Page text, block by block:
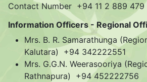
Contact Number +94 11 2 889 479
Information Officers - Regional
Mrs. B. R. Samarathunga
Kalutara) +94 342222551
Mrs. G.G.N. Weerasooriya
Rathnapura) +94 452222756